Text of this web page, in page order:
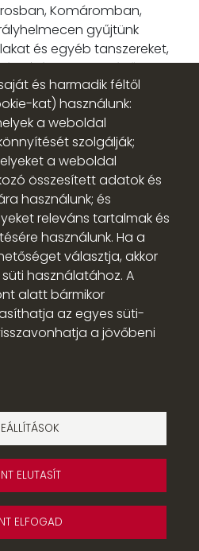
Komáromban,
gyűjtünk
és egyéb tanszereket,
jó állapotban lévő
számára. Fontos,
tiszták és használhatók
támogatandó félként is
tart.
Egyház
development by
és harmadik féltől
kat) használunk:
a weboldal
szolgálják;
a weboldal
összesített adatok és
használunk; és
releváns tartalmak és
használunk. Ha a
választja, akkor
használatához. A
alatt bármikor
az egyes süti-
a jövőbeni
ELUTASÍT
ELFOGAD